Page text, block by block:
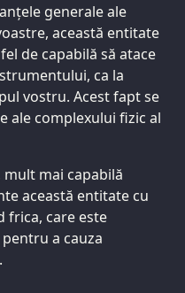
generale ale
această entitate
de capabilă să atace
ca la
vostru. Acest fapt se
ale complexului fizic al
mai capabilă
această entitate cu
frica, care este
a cauza